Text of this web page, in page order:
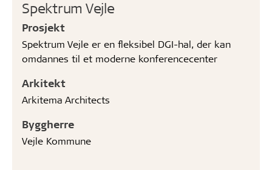
Spektrum Vejle
Prosjekt
Spektrum Vejle er en fleksibel DGI-hal, der kan
omdannes til et moderne konferencecenter
Arkitekt
Arkitema Architects
Byggherre
Vejle Kommune